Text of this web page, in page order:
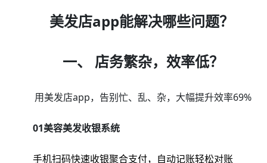
美发店app能解决哪些问题？
一、 店务繁杂，效率低？
用美发店app，告别忙、乱、杂，大幅提升效率69%
01美容美发收银系统
手机扫码快速收银聚合支付，自动记账轻松对账